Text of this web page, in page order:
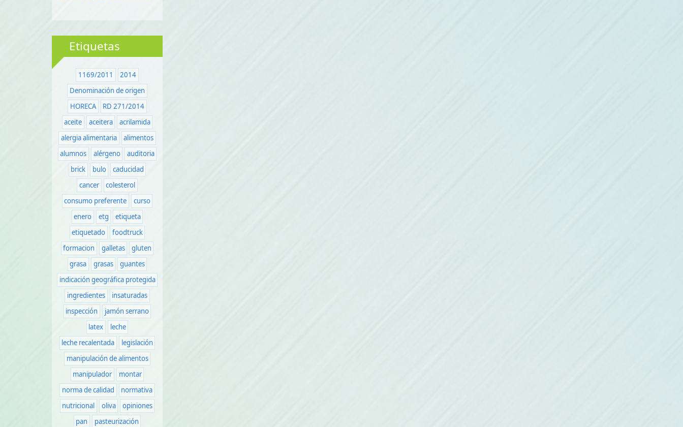
Etiquetas
1169/2011
2014
Denominación de origen
HORECA
RD 271/2014
aceite
aceitera
acrilamida
alergia alimentaria
alimentos
alumnos
alérgeno
auditoria
brick
bulo
caducidad
cancer
colesterol
consumo preferente
curso
enero
etg
etiqueta
etiquetado
foodtruck
formacion
galletas
gluten
grasa
grasas
guantes
indicación geográfica protegida
ingredientes
insaturadas
inspección
jamón serrano
latex
leche
leche recalentada
legislación
manipulación de alimentos
manipulador
montar
norma de calidad
normativa
nutricional
oliva
opiniones
pan
pasteurización